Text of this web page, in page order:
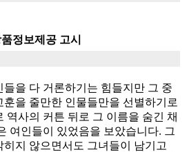
정보제공 고시
을 다 거론하기는 힘들지만 그 중
을 줄만한 인물들만을 선별하기로
역사의 커튼 뒤로 그 이름을 숨긴 채
여인들이 있었음을 보았습니다. 그
지 않으면서도 그녀들이 남기고